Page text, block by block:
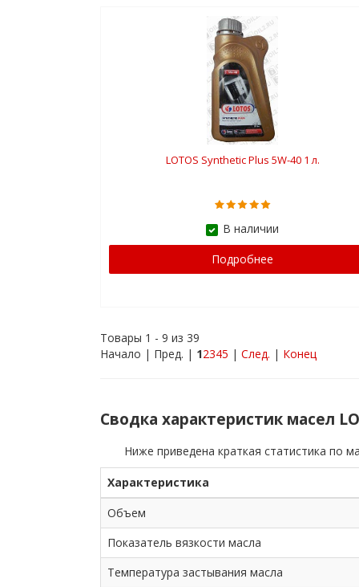
LOTOS Synthetic Plus 5W-40 1 л.
В наличии
Подробнее
Товары 1 - 9 из 39
Начало | Пред. | 12345 | След. | Конец
Сводка характеристик масел
Ниже приведена краткая статистика по
Характеристика
Объем
Показатель вязкости масла
Температура застывания масла